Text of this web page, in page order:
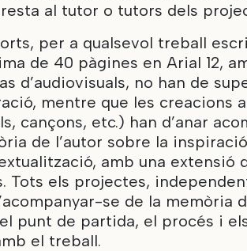
al tutor o tutors dels
per a qualsevol treball
de 40 pàgines en Arial 12,
d’audiovisuals, no han de
mentre que les creacions
cançons, etc.) han d’anar
de l’autor sobre la
amb una extensió
Tots els projectes,
se de la memòria
el punt de partida, el procés i
el treball.